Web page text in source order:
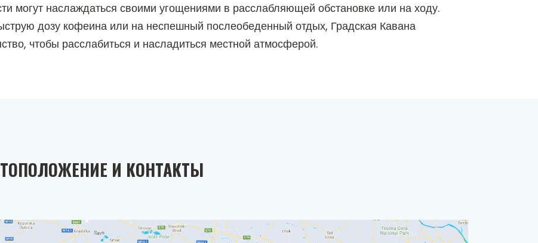
могут наслаждаться своими угощениями в расслабляющей обстановке или на ходу.
дозу кофеина или на неспешный послеобеденный отдых, Градская Кавана
чтобы расслабиться и насладиться местной атмосферой.
И КОНТАКТЫ